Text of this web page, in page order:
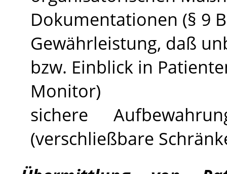
Dokumentationen (§ 9
Gewährleistung, daß
bzw. Einblick in
Monitor)
sichere
(verschließbare